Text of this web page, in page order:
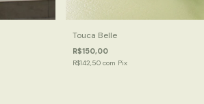
Touca Belle
R$150,00
R$142,50 com Pix